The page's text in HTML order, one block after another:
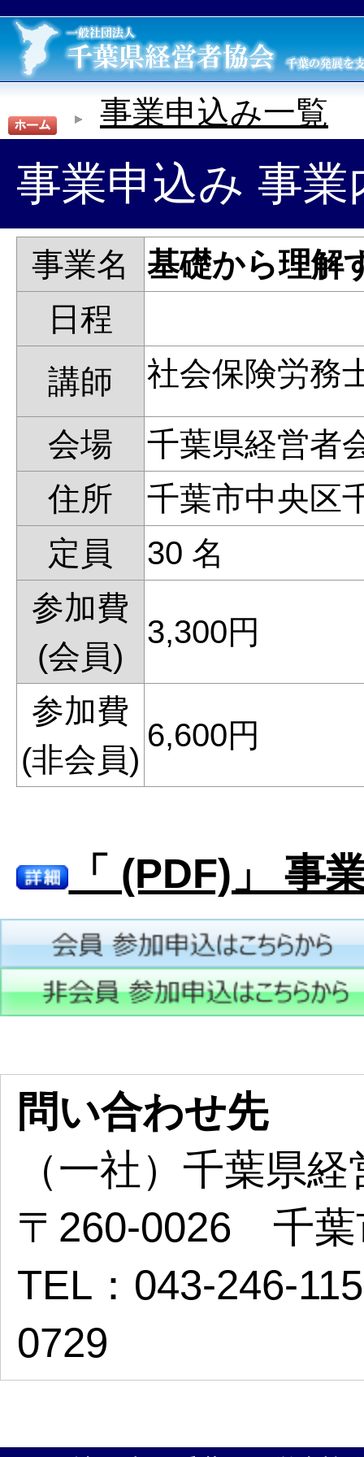
事業申込み一覧
事業申込み 事業
事業名
基礎から理解
日程
講師
社会保険労務
会場
千葉県経営者
住所
千葉市中央区
定員
30 名
参加費
(会員)
3,300円
参加費
(非会員)
6,600円
「 (PDF)」 事
問い合わせ先
（一社）千葉県
〒260-0026 千
TEL：043-246-
0729